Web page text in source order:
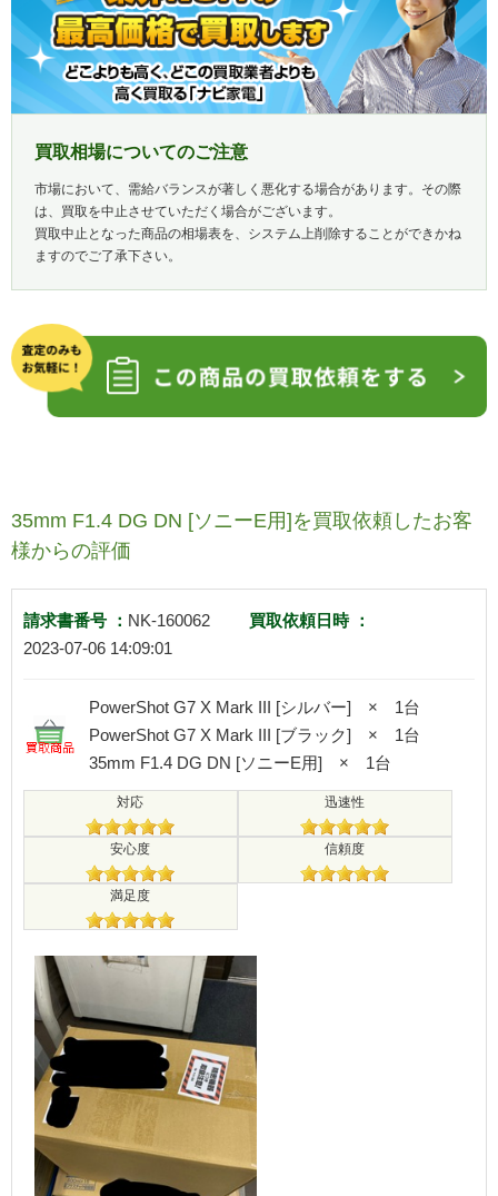
買取相場についてのご注意
市場において、需給バランスが著しく悪化する場合があります。その際
は、買取を中止させていただく場合がございます。
買取中止となった商品の相場表を、システム上削除することができかね
ますのでご了承下さい。
35mm F1.4 DG DN [ソニーE用]を買取依頼したお客
様からの評価
請求書番号 ： NK-160062
買取依頼日時 ：
2023-07-06 14:09:01
PowerShot G7 X Mark III [シルバー] × 1台
PowerShot G7 X Mark III [ブラック] × 1台
35mm F1.4 DG DN [ソニーE用] × 1台
対応 迅速性
安心度 信頼度
満足度